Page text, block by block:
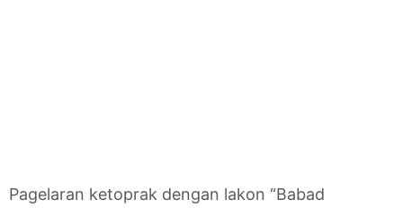
Pagelaran ketoprak dengan lakon “Babad